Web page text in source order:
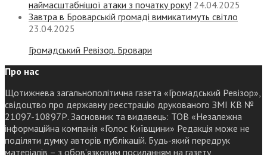
наймасштабнішої атаки з початку року! 24.04.2025
Завтра в Броварській громаді вимикатимуть світло
23.04.2025
Громадський Ревізор. Бровари
Про нас
Щотижнева загальнополітична газета «Громадський Ревізор»,
свідоцтво про державну реєстрацію друкованого ЗМІ КВ №
21097-10897Р. Засновник та видавець: ТОВ «Незалежна
інформаційна компанія «Голос Київщини» Редакція може не
поділяти думку авторів публікацій. Будь-який передрук
матеріалів – з обов’язковим посиланням на газету